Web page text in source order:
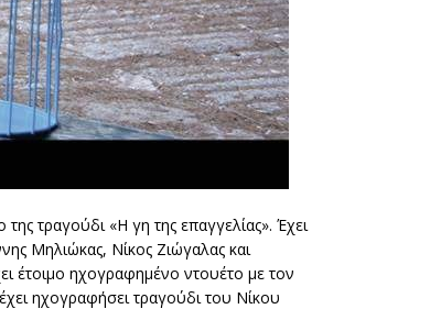
τραγούδι «Η γη της επαγγελίας». Έχει
Μηλιώκας, Νίκος Ζιώγαλας και
έτοιμο ηχογραφημένο ντουέτο με τον
ηχογραφήσει τραγούδι του Νίκου